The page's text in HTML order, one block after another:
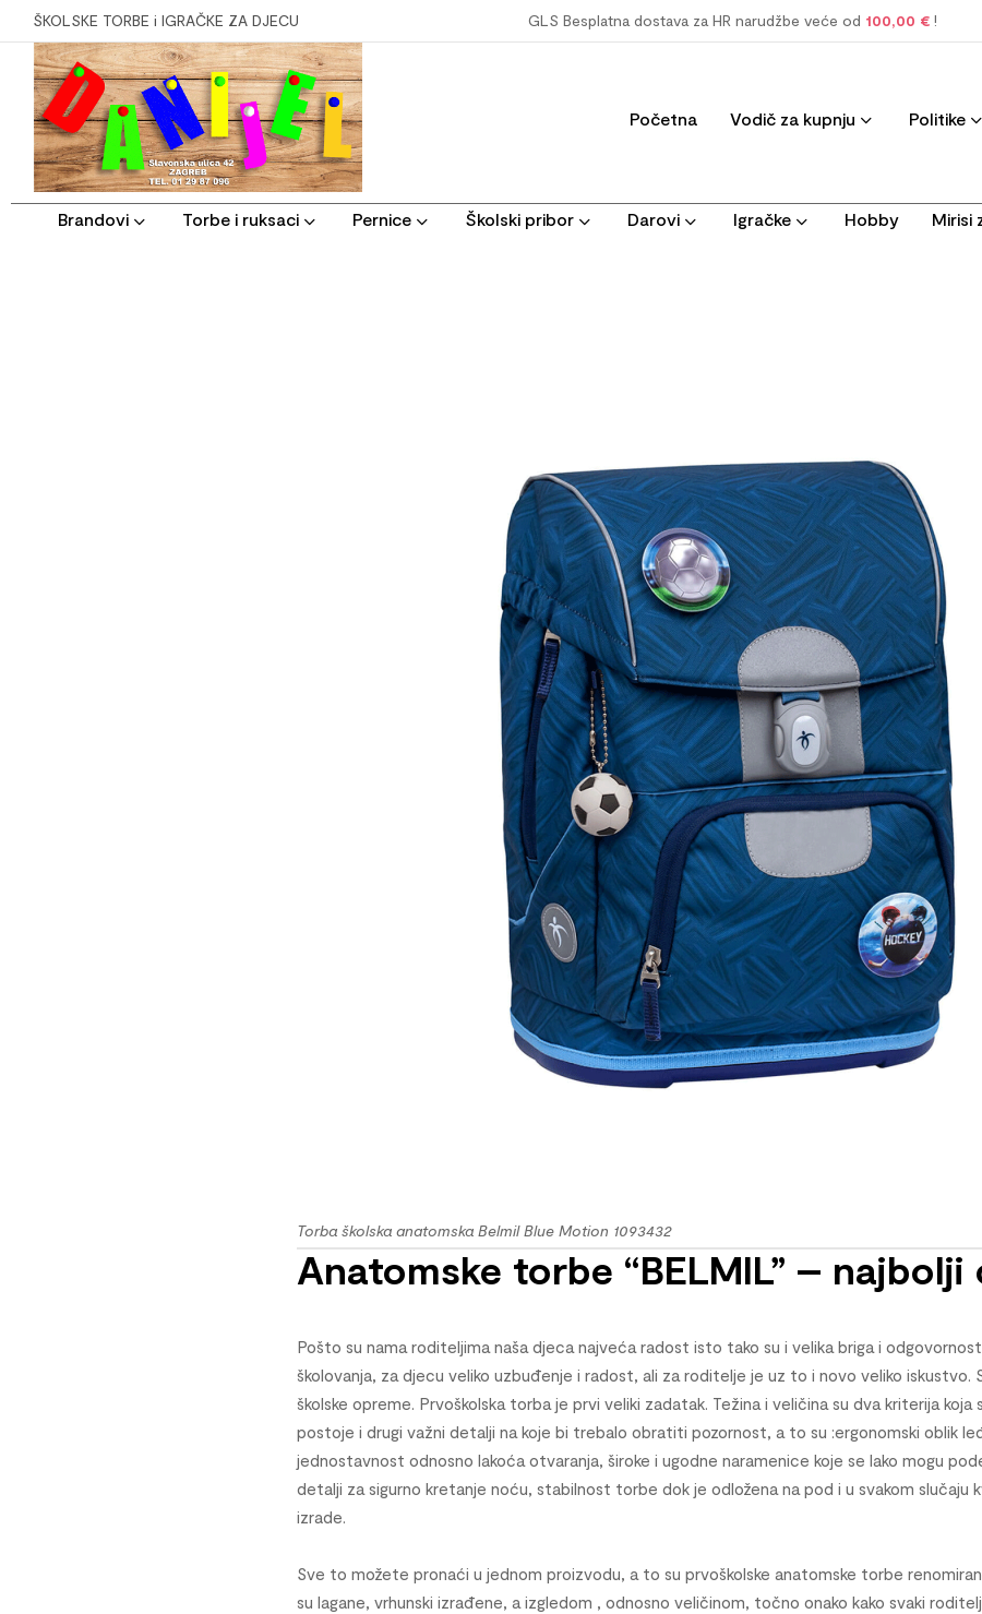
ŠKOLSKE TORBE i IGRAČKE ZA DJECU GLS Besplatna dostava za HR narudžbe veće od 100,00 € !
Početna Vodič za kupnju Politike
Brandovi Torbe i ruksaci Pernice Školski pribor Darovi Igračke Hobby Mirisi
Torba školska anatomska Belmil Blue Motion 1093432
Anatomske torbe “BELMIL” –
Pošto su nama roditeljima naša djeca najveća radost isto tako su i velika briga i
školovanja, za djecu veliko uzbuđenje i radost, ali za roditelje je uz to i novo veliko iskustvo.
školske opreme. Prvoškolska torba je prvi veliki zadatak. Težina i veličina su dva kriterija
postoje i drugi važni detalji na koje bi trebalo obratiti pozornost, a to su :ergonomski oblik
jednostavnost odnosno lakoća otvaranja, široke i ugodne naramenice koje se lako mogu
detalji za sigurno kretanje noću, stabilnost torbe dok je odložena na pod i u svakom slučaju
izrade.
Sve to možete pronaći u jednom proizvodu, a to su prvoškolske anatomske torbe
su lagane, vrhunski izrađene, a izgledom , odnosno veličinom, točno onako kako svaki